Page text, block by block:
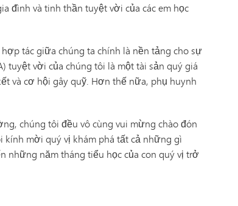
đình và tinh thần tuyệt vời của các em học
tác giữa chúng ta chính là nền tảng cho sự
tuyệt vời của chúng tôi là một tài sản quý giá
và cơ hội gây quỹ. Hơn thế nữa, phụ huynh
chúng tôi đều vô cùng vui mừng chào đón
kính mời quý vị khám phá tất cả những gì
những năm tháng tiểu học của con quý vị trở